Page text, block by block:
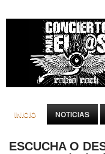
INICIO NOTICIAS
ESCUCHA O